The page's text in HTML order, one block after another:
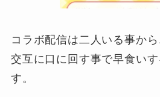
コラボ配信は二人いる事か
交互に口に回す事で早食い
す。